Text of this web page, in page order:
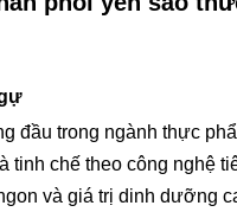
đầu trong ngành thực
chế theo công nghệ
và giá trị dinh dưỡng